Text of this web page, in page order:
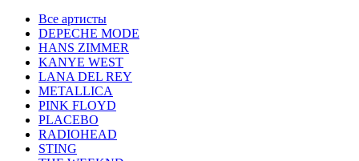
Все артисты
DEPECHE MODE
HANS ZIMMER
KANYE WEST
LANA DEL REY
METALLICA
PINK FLOYD
PLACEBO
RADIOHEAD
STING